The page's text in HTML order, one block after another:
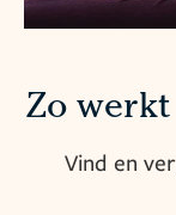
Zo
Vind en